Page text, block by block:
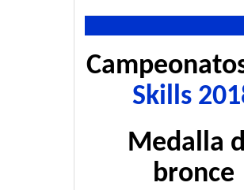
Skills
Medalla
bronce